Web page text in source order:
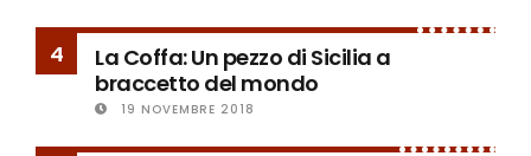
4
La Coffa: Un pezzo di Sicilia a
braccetto del mondo
19 NOVEMBRE 2018